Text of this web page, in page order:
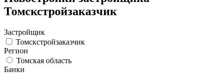
Томскстройзаказчик
Застройщик
Томскстройзаказчик
Регион
Томская область
Банки